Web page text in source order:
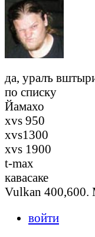
да, уралъ
по списку
Йамахо
xvs 950
xvs1300
xvs 1900
t-max
кавасаке
Vulkan 400,600.
войти